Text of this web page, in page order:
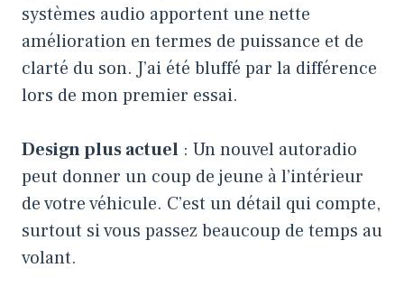
systèmes audio apportent une nette
amélioration en termes de puissance et de
clarté du son. J’ai été bluffé par la différence
lors de mon premier essai.
Design plus actuel : Un nouvel autoradio
peut donner un coup de jeune à l’intérieur
de votre véhicule. C’est un détail qui compte,
surtout si vous passez beaucoup de temps au
volant.